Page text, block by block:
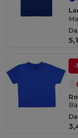
-